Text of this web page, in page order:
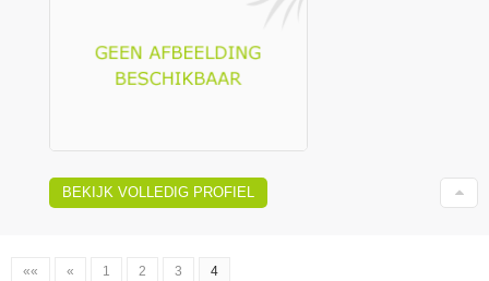
BEKIJK VOLLEDIG PROFIEL
«« « 1 2 3 4